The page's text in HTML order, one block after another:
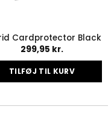
Cardprotector Black
299,95 kr.
TILFØJ TIL KURV